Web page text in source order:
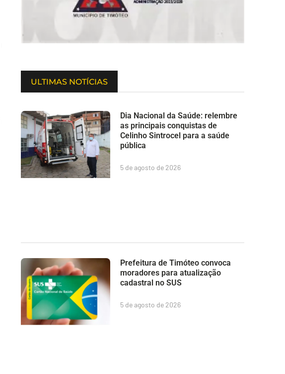
ULTIMAS NOTÍCIAS
Dia Nacional da Saúde: relembre
as principais conquistas de
Celinho Sintrocel para a saúde
pública
5 de agosto de 2026
Prefeitura de Timóteo convoca
moradores para atualização
cadastral no SUS
5 de agosto de 2026